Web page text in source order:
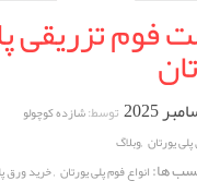
فوم تزریقی
توسط:شازده کوچولو
یورتان ,وبلاگ
ها:انواع فوم پلی یورتان ,خرید ورق